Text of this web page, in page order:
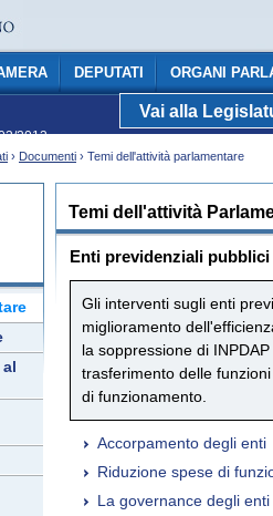
2013
Vai alla
DEPUTATI ORGANI
› Documenti › Temi dell'attività parlamentare
Temi dell'attività
Enti previdenziali pubblici
Gli interventi sugli enti
miglioramento
la soppressione di
trasferimento delle
di funzionamento.
Accorpamento degli enti
Riduzione spese di
La governance degli enti